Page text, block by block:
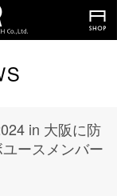
in 大阪に防
ースメンバー